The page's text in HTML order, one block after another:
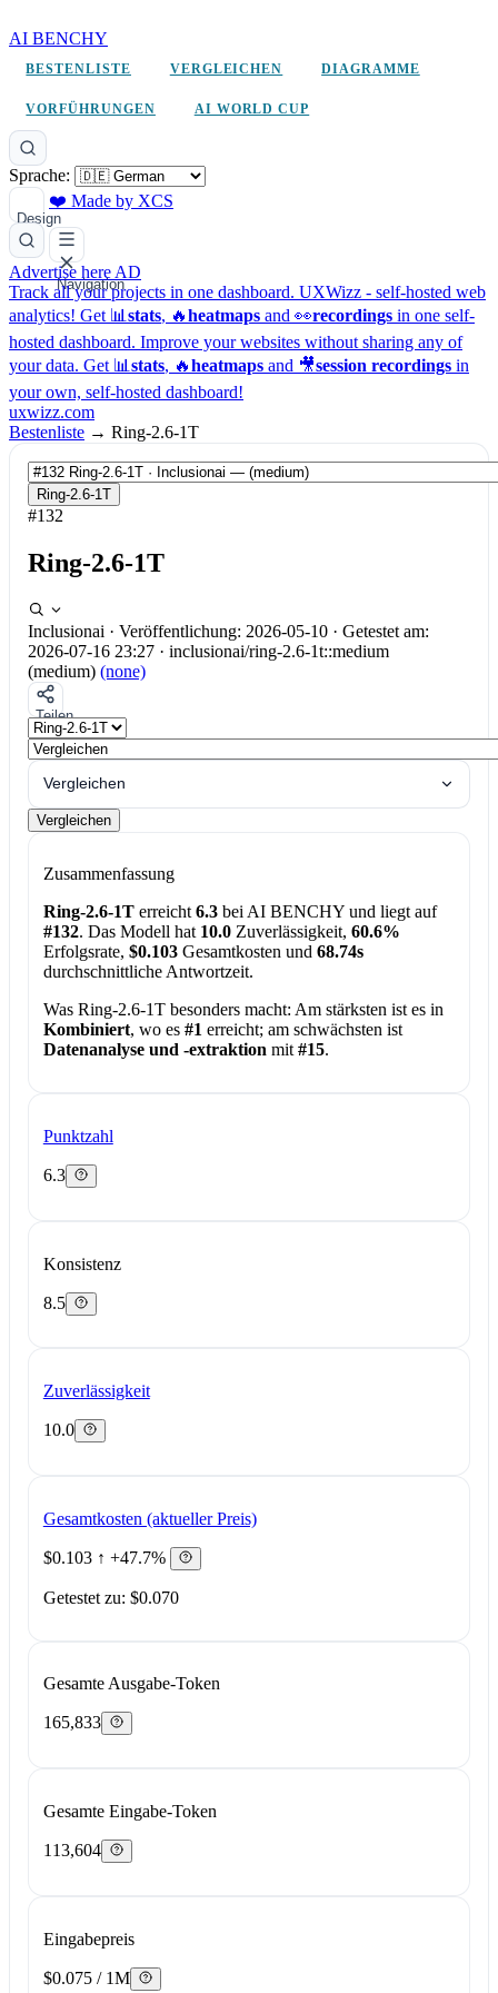
AI BENCHY
BESTENLISTE VERGLEICHEN DIAGRAMME
VORFÜHRUNGEN AI WORLD CUP
Sprache:
Design
❤️ Made by XCS
Navigation
Advertise here AD
Track all your projects in one dashboard. UXWizz - self-hosted web
analytics! Get 📊 stats, 🔥heatmaps and 👀recordings in one self-
hosted dashboard. Improve your websites without sharing any of
your data. Get 📊 stats, 🔥heatmaps and 🎥session recordings in
your own, self-hosted dashboard!
uxwizz.com
Bestenliste → Ring-2.6-1T
Ring-2.6-1T
#132
Ring-2.6-1T
Inclusionai · Veröffentlichung: 2026-05-10 · Getestet am:
2026-07-16 23:27 · inclusionai/ring-2.6-1t::medium
(medium) (none)
Teilen
Vergleichen
Vergleichen
Zusammenfassung
Ring-2.6-1Terreicht 6.3bei AI BENCHY und liegt auf
#132. Das Modell hat 10.0Zuverlässigkeit, 60.6%
Erfolgsrate, $0.103Gesamtkosten und 68.74s
durchschnittliche Antwortzeit.
Was Ring-2.6-1T besonders macht: Am stärksten ist es in
Kombiniert, wo es #1 erreicht; am schwächsten ist
Datenanalyse und -extraktion mit #15.
Punktzahl
6.3
Konsistenz
8.5
Zuverlässigkeit
10.0
Gesamtkosten (aktueller Preis)
$0.103 ↑ +47.7%
Getestet zu: $0.070
Gesamte Ausgabe-Token
165,833
Gesamte Eingabe-Token
113,604
Eingabepreis
$0.075 / 1M